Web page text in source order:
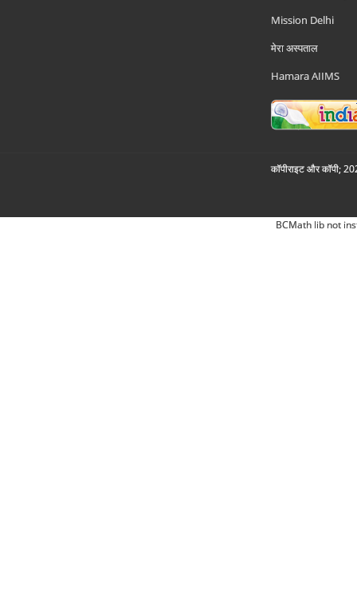
Mission Delhi
मेरा अस्पताल
Hamara AIIMS
कॉपीराइट और कॉपी;
BCMath lib not